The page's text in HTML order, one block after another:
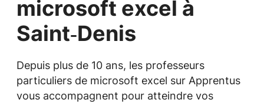
microsoft excel à
Saint‑Denis
Depuis plus de 10 ans, les professeurs
particuliers de microsoft excel sur Apprentus
vous accompagnent pour atteindre vos